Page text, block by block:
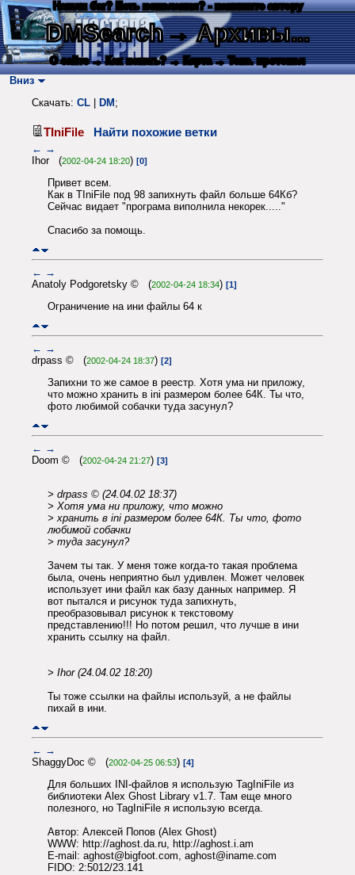
Нашли баг? Есть пожелания? - напишите автору
DMSearch→ Архивы...
О сайте → Как искать? → Карта → Текс. протокол
Вниз
Скачать: CL DM ;
TIniFile Найти похожие ветки
← →
Ihor (2002-04-24 18:20) [0]
Привет всем.
Как в TIniFile под 98 запихнуть файл больше 64Кб?
Сейчас видает "програма виполнила некорек....."
Спасибо за помощь.
← →
Anatoly Podgoretsky © (2002-04-24 18:34) [1]
Ограничение на ини файлы 64 к
← →
drpass © (2002-04-24 18:37) [2]
Запихни то же самое в реестр. Хотя ума ни приложу,
что можно хранить в ini размером более 64К. Ты что,
фото любимой собачки туда засунул?
← →
Doom © (2002-04-24 21:27) [3]
> drpass © (24.04.02 18:37)
> Хотя ума ни приложу, что можно
> хранить в ini размером более 64К. Ты что, фото
любимой собачки
> туда засунул?
Зачем ты так. У меня тоже когда-то такая проблема
была, очень неприятно был удивлен. Может человек
использует ини файл как базу данных например. Я
вот пытался и рисунок туда запихнуть,
преобразовывал рисунок к текстовому
представлению!!! Но потом решил, что лучше в ини
хранить ссылку на файл.
> Ihor (24.04.02 18:20)
Ты тоже ссылки на файлы используй, а не файлы
пихай в ини.
← →
ShaggyDoc © (2002-04-25 06:53) [4]
Для больших INI-файлов я использую TagIniFile из
библиотеки Alex Ghost Library v1.7. Там еще много
полезного, но TagIniFile я использую всегда.
Автор: Алексей Попов (Alex Ghost)
WWW: http://aghost.da.ru, http://aghost.i.am
E-mail: aghost@bigfoot.com, aghost@iname.com
FIDO: 2:5012/23.141